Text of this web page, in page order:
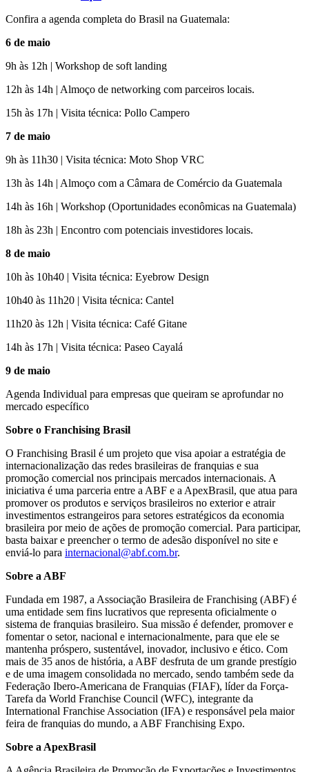
Confira a agenda completa do Brasil na Guatemala:
6 de maio
9h às 12h | Workshop de soft landing
12h às 14h | Almoço de networking com parceiros locais.
15h às 17h | Visita técnica: Pollo Campero
7 de maio
9h às 11h30 | Visita técnica: Moto Shop VRC
13h às 14h | Almoço com a Câmara de Comércio da Guatemala
14h às 16h | Workshop (Oportunidades econômicas na Guatemala)
18h às 23h | Encontro com potenciais investidores locais.
8 de maio
10h às 10h40 | Visita técnica: Eyebrow Design
10h40 às 11h20 | Visita técnica: Cantel
11h20 às 12h | Visita técnica: Café Gitane
14h às 17h | Visita técnica: Paseo Cayalá
9 de maio
Agenda Individual para empresas que queiram se aprofundar no
mercado específico
Sobre o Franchising Brasil
O Franchising Brasil é um projeto que visa apoiar a estratégia de
internacionalização das redes brasileiras de franquias e sua
promoção comercial nos principais mercados internacionais. A
iniciativa é uma parceria entre a ABF e a ApexBrasil, que atua para
promover os produtos e serviços brasileiros no exterior e atrair
investimentos estrangeiros para setores estratégicos da economia
brasileira por meio de ações de promoção comercial. Para participar,
basta baixar e preencher o termo de adesão disponível no site e
enviá-lo para internacional@abf.com.br.
Sobre a ABF
Fundada em 1987, a Associação Brasileira de Franchising (ABF) é
uma entidade sem fins lucrativos que representa oficialmente o
sistema de franquias brasileiro. Sua missão é defender, promover e
fomentar o setor, nacional e internacionalmente, para que ele se
mantenha próspero, sustentável, inovador, inclusivo e ético. Com
mais de 35 anos de história, a ABF desfruta de um grande prestígio
e de uma imagem consolidada no mercado, sendo também sede da
Federação Ibero-Americana de Franquias (FIAF), líder da Força-
Tarefa da World Franchise Council (WFC), integrante da
International Franchise Association (IFA) e responsável pela maior
feira de franquias do mundo, a ABF Franchising Expo.
Sobre a ApexBrasil